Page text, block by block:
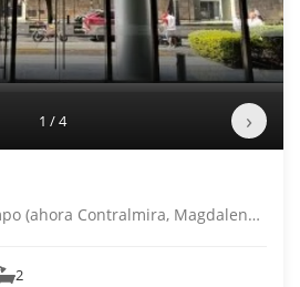
1 / 4 ›
Contralmira, Magdalena Del Mar
2